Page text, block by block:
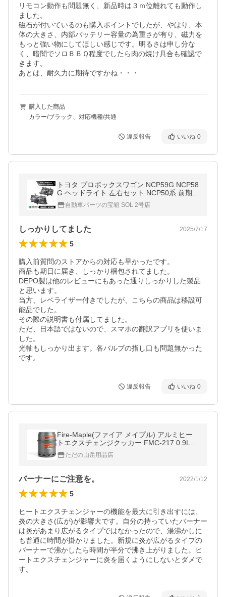
リモコン動作も問題無く、新品時は３ｍ位離れても動作し
ました。
磁石が付いているのも購入ポイントでしたが、やはり、本
体の大きさ、内部バッテリー容量の為重さが有り、磁力を
もっと強い物にしてほしい感じです。明るさは申し分な
く、暗闇でソロＢＢＱ程度でしたら肉の焼け具合も確認で
きます。
あとは、耐久力に期待ですかね・・・
購入した商品
カラー/ブラック、対応機種/共通
違反報告 いいね 0
トヨタ プロボックスワゴン NCP59G NCP58
G ヘッドライト 左右セット NCP50系 前期
純正タイプ 平成14年7月〜 DEPO デポ 日本
光軸 日本仕様
自動車パーツの宝箱 SOL 2号店
しっかりしてました 2025/7/17
5
購入前質問のストアからの対応も早かったです。
商品も期日に届き、しっかり梱包されてました。
DEPO製は他のレビューにもあった通りしっかりした製品
と思います。
当方、レベライザー付きでしたが、こちらの商品は移設可
能品でした。
その際の説明書も付属してました。
ただ、日本語ではないので、スマホの翻訳アプリを使いま
した。
光軸もしっかり出ます。各バルブの指し口も問題無かった
です。
違反報告 いいね 0
Fire-Maple(ファイア メイプル) アルミヒー
トエクスチェンジクッカー FMC-217 0.9L+
0.5L《日本正規品》3年長期保証
ただの山岳用品店
バーナーにご注意を。 2022/1/12
5
ヒートエクスチェンジャーの機能を最大に引き出すには、
炎の大きさ(広が)が影響大です。自分の持っていたバーナー
は炎があまり広がるタイプではなかったので、湯沸かしに
も普通に時間が掛かりました。新規に炎が広がるタイプの
バーナーで沸かしたら時間が半分で沸き上がりました。ヒ
ートエクスチェンジャーに炎を届くようにしないとダメで
す。